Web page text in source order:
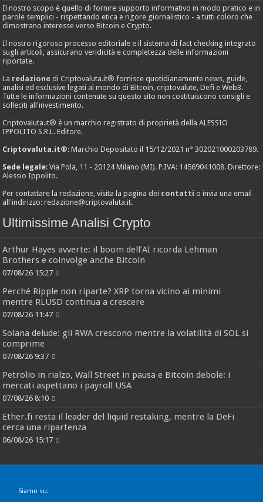
Il nostro scopo è quello di fornire supporto informativo in modo pratico e in
parole semplici - rispettando etica e rigore giornalistico - a tutti coloro che
dimostrano interesse verso Bitcoin e Crypto.
Il nostro rigoroso processo editoriale e il sistema di fact checking integrato
sugli articoli, assicurano veridicità e completezza delle informazioni
riportate.
La redazione di Criptovaluta.it® fornisce quotidianamente news, guide,
analisi ed esclusive legati al mondo di Bitcoin, criptovalute, Defi e Web3.
Tutte le informazioni contenute su questo sito non costituiscono consigli e
solleciti all'investimento.
Criptovaluta.it® è un marchio registrato di proprietà della ALESSIO
IPPOLITO S.R.L. Editore.
Criptovaluta.it®: Marchio Depositato il 15/12/2021 n° 302021000203789.
Sede legale: Via Pola, 11 - 20124 Milano (MI). P.IVA: 14569041008. Direttore:
Alessio Ippolito.
Per contattare la redazione, visita la pagina dei contatti o invia una email
all'indirizzo:redazione@criptovaluta.it.
Ultimissime Analisi Crypto
Arthur Hayes avverte: il boom dell’AI ricorda Lehman
Brothers e coinvolge anche Bitcoin
07/08/26 15:27
Perché Ripple non riparte? XRP torna vicino ai minimi
mentre RLUSD continua a crescere
07/08/26 11:47
Solana delude: gli RWA crescono mentre la volatilità di SOL si
comprime
07/08/26 9:37
Petrolio in rialzo, Wall Street in pausa e Bitcoin debole: i
mercati aspettano i payroll USA
07/08/26 8:10
Ether.fi resta il leader del liquid restaking, mentre la DeFi
cerca una ripartenza
06/08/26 15:17
Siamo su: